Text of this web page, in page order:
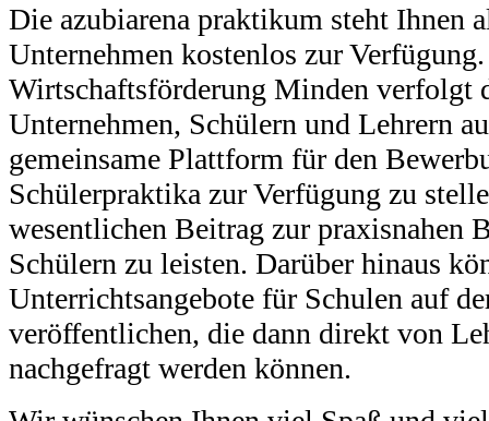
Die azubiarena praktikum steht Ihnen
Unternehmen kostenlos zur
Wirtschaftsförderung Minden verfolgt
Unternehmen, Schülern und Lehrern
gemeinsame Plattform für den
Schülerpraktika zur Verfügung zu
wesentlichen Beitrag zur praxisnahen
Schülern zu leisten. Darüber hinaus
Unterrichtsangebote für Schulen auf
veröffentlichen, die dann direkt von
nachgefragt werden können.